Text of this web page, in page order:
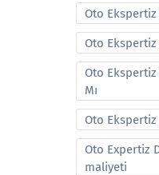
Oto
Oto
Oto Ekspertiz
Mı
Oto
Oto Expertiz
maliyeti